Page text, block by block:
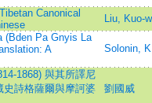
Canonical
Liu, Kuo-
(Bden Pa Gnyis La
A
Solonin,
1868) 與其所譯尼
詩格薩爾與摩訶婆
劉國威